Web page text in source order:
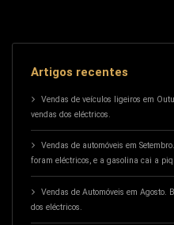
Artigos recentes
Vendas de veículos ligeiros em
vendas dos eléctricos.
Vendas de automóveis em
foram eléctricos, e a gasolina cai a
Vendas de Automóveis em Agosto.
dos eléctricos.